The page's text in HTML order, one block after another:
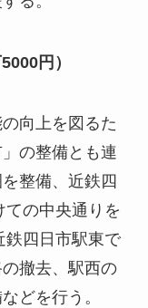
円）
向上を図るた
の整備とも連
整備、近鉄四
ての中央通りを
鉄四日市駅東で
撤去、駅西の
どを行う。